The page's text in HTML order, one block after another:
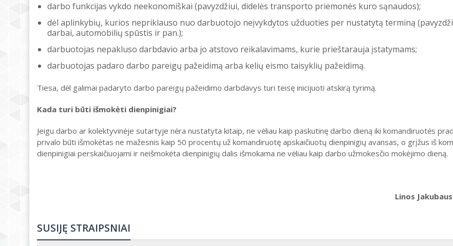
darbo funkcijas vykdo neekonomiškai (pavyzdžiui, didelės transporto priemonės kuro sąnaudos);
dėl aplinkybių, kurios nepriklauso nuo darbuotojo neįvykdytos užduoties per nustatytą terminą
darbai, automobilių spūstis ir pan.);
darbuotojas nepakluso darbdavio arba jo atstovo reikalavimams, kurie prieštarauja įstatymams;
darbuotojas padaro darbo pareigų pažeidimą arba kelių eismo taisyklių pažeidimą.
Tiesa, dėl galimai padaryto darbo pareigų pažeidimo darbdavys turi teisę inicijuoti atskirą tyrimą.
Kada turi būti išmokėti dienpinigiai?
Jeigu darbo ar kolektyvinėje sutartyje nėra nustatyta kitaip, ne vėliau kaip paskutinę darbo dieną iki komandiruotės
privalo būti išmokėtas ne mažesnis kaip 50 procentų už komandiruotę apskaičiuotų dienpinigių avansas, o grįžus iš
dienpinigiai perskaičiuojami ir neišmokėta dienpinigių dalis išmokama ne vėliau kaip darbo užmokesčio mokėjimo dieną.
Linos
SUSIJĘ STRAIPSNIAI